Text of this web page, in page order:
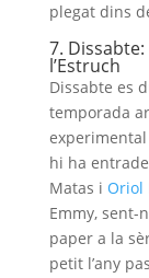
plegat dins
7. Dissabte:
l’Estruch
Dissabte es
temporada
hi ha
Matas i Oriol
Emmy, sent-
paper a la
petit l’any